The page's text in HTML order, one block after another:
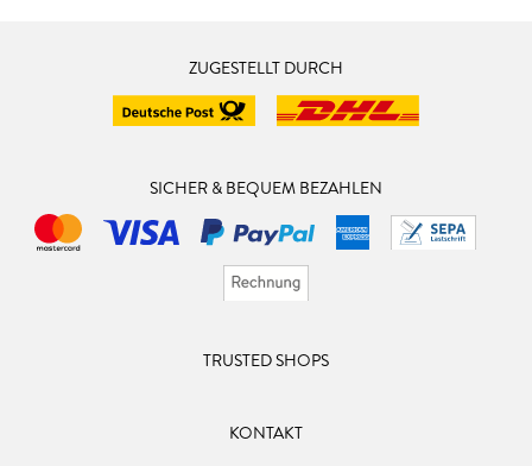
ZUGESTELLT DURCH
SICHER & BEQUEM BEZAHLEN
TRUSTED SHOPS
KONTAKT